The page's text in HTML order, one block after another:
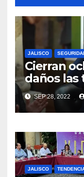
JALISCO
Cierran
daños las
sedes
SEP 28, 2022
JALISCO